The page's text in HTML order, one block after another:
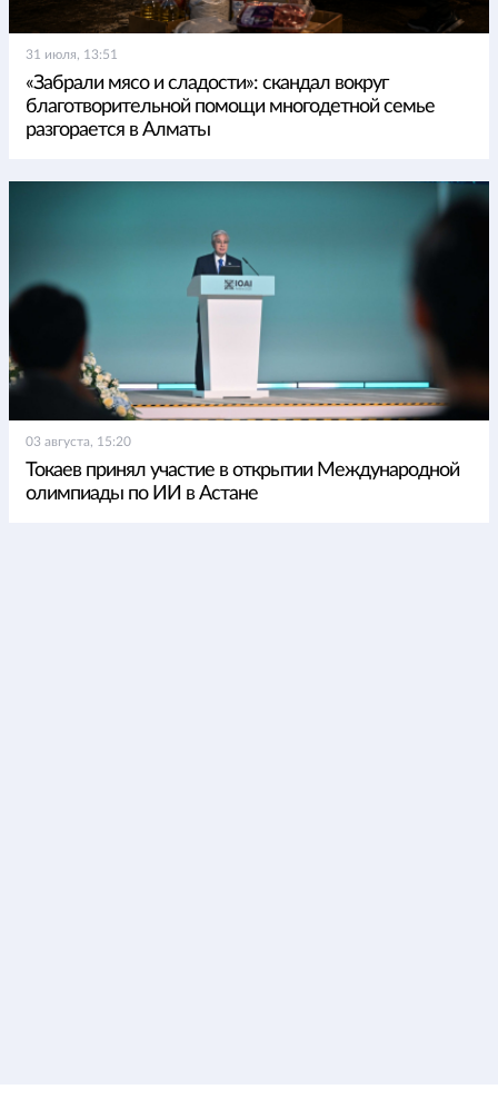
31 июля, 13:51
«Забрали мясо и сладости»: скандал вокруг
благотворительной помощи многодетной семье
разгорается в Алматы
03 августа, 15:20
Токаев принял участие в открытии Международной
олимпиады по ИИ в Астане